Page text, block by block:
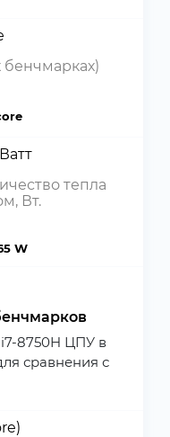
бенчмарках)
тепла
Вт.
W
8750H ЦПУ в
сравнения с